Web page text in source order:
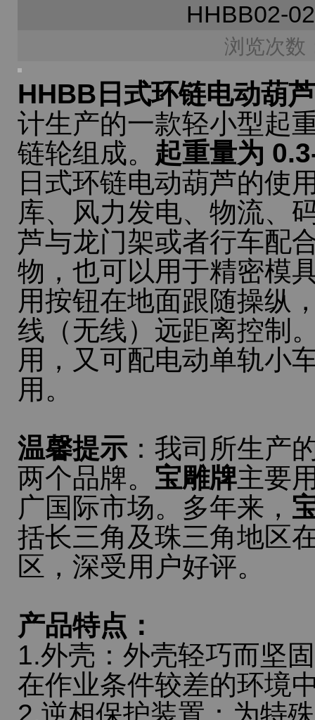
HHBB02-
浏览次
HHBB日式环链电动葫芦
计生产的一款轻小型起
链轮组成。 起重量为
日式环链电动葫芦的使
库、风力发电、物流、
芦与龙门架或者行车配
物，也可以用于精密模
用按钮在地面跟随操纵
线（无线）远距离控制
用，又可配电动单轨小
用。
温馨提示 ：我司所生产
两个品牌。 宝雕牌主要
广国际市场。多年来，
括长三角及珠三角地区
区，深受用户好评。
产品特点：
1.外壳：外壳轻巧而坚
在作业条件较差的环境